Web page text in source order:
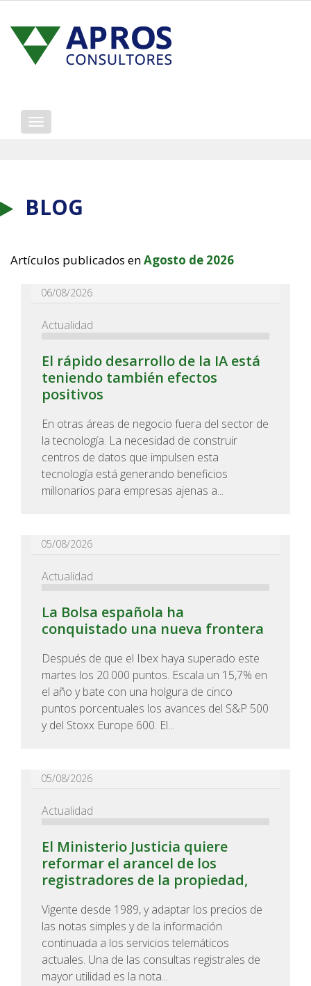
Mostrar/ocultar
BLOG
Artículos publicados enAgosto de 2026
06/08/2026
Actualidad
El rápido desarrollo de la IA está
teniendo también efectos
positivos
En otras áreas de negocio fuera del sector de
la tecnología. La necesidad de construir
centros de datos que impulsen esta
tecnología está generando beneficios
millonarios para empresas ajenas a...
05/08/2026
Actualidad
La Bolsa española ha
conquistado una nueva frontera
Después de que el Ibex haya superado este
martes los 20.000 puntos. Escala un 15,7% en
el año y bate con una holgura de cinco
puntos porcentuales los avances del S&P 500
y del Stoxx Europe 600. El...
05/08/2026
Actualidad
El Ministerio Justicia quiere
reformar el arancel de los
registradores de la propiedad,
Vigente desde 1989, y adaptar los precios de
las notas simples y de la información
continuada a los servicios telemáticos
actuales. Una de las consultas registrales de
mayor utilidad es la nota...